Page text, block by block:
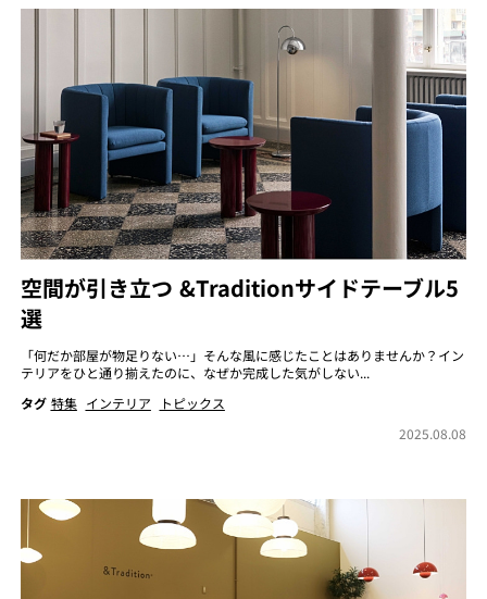
空間が引き立つ &Traditionサイドテーブル5
選
「何だか部屋が物足りない…」そんな風に感じたことはありませんか？イン
テリアをひと通り揃えたのに、なぜか完成した気がしない...
タグ 特集 インテリア
トピックス
2025.08.08